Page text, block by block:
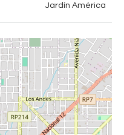
Jardín América